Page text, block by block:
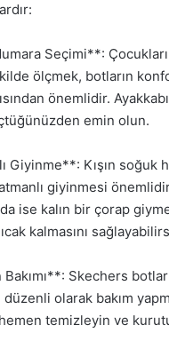
Seçimi**:
ölçmek, botların
önemlidir.
emin olun.
Giyinme**: Kışın soğuk
giyinmesi
ise kalın bir çorap
kalmasını
Skechers
olarak bakım
hemen temizleyin ve